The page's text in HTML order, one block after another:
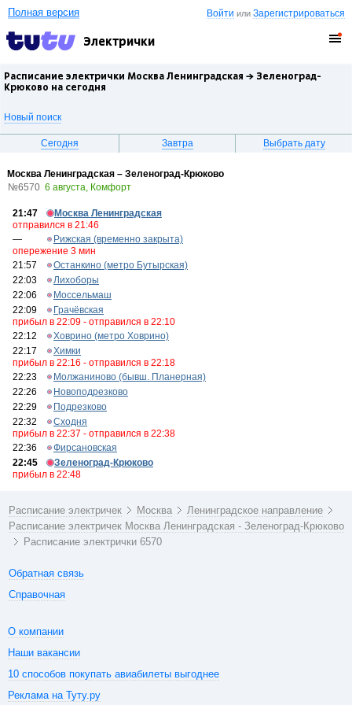
Войти илиЗарегистрироваться
Полная версия
Электрички
Расписание электрички Москва Ленинградская → Зеленоград-
Крюково на сегодня
Новый поиск
Сегодня Завтра Выбрать дату
Москва Ленинградская – Зеленоград-Крюково
№6570 6 августа, Комфорт
21:47
Москва Ленинградская
отправился в 21:46
—
Рижская (временно закрыта)
опережение 3 мин
21:57
Останкино (метро Бутырская)
22:03
Лихоборы
22:06
Моссельмаш
22:09
Грачёвская
прибыл в 22:09 - отправился в 22:10
22:12
Ховрино (метро Ховрино)
22:17
Химки
прибыл в 22:16 - отправился в 22:18
22:23
Молжаниново (бывш. Планерная)
22:26
Новоподрезково
22:29
Подрезково
22:32
Сходня
прибыл в 22:37 - отправился в 22:38
22:36
Фирсановская
22:45
Зеленоград-Крюково
прибыл в 22:48
Расписание электричек Москва
Ленинградское направление
Расписание электричек Москва Ленинградская - Зеленоград-Крюково
Расписание электрички 6570
Обратная связь
Справочная
О компании
Наши вакансии
10 способов покупать авиабилеты выгоднее
Реклама на Туту.ру